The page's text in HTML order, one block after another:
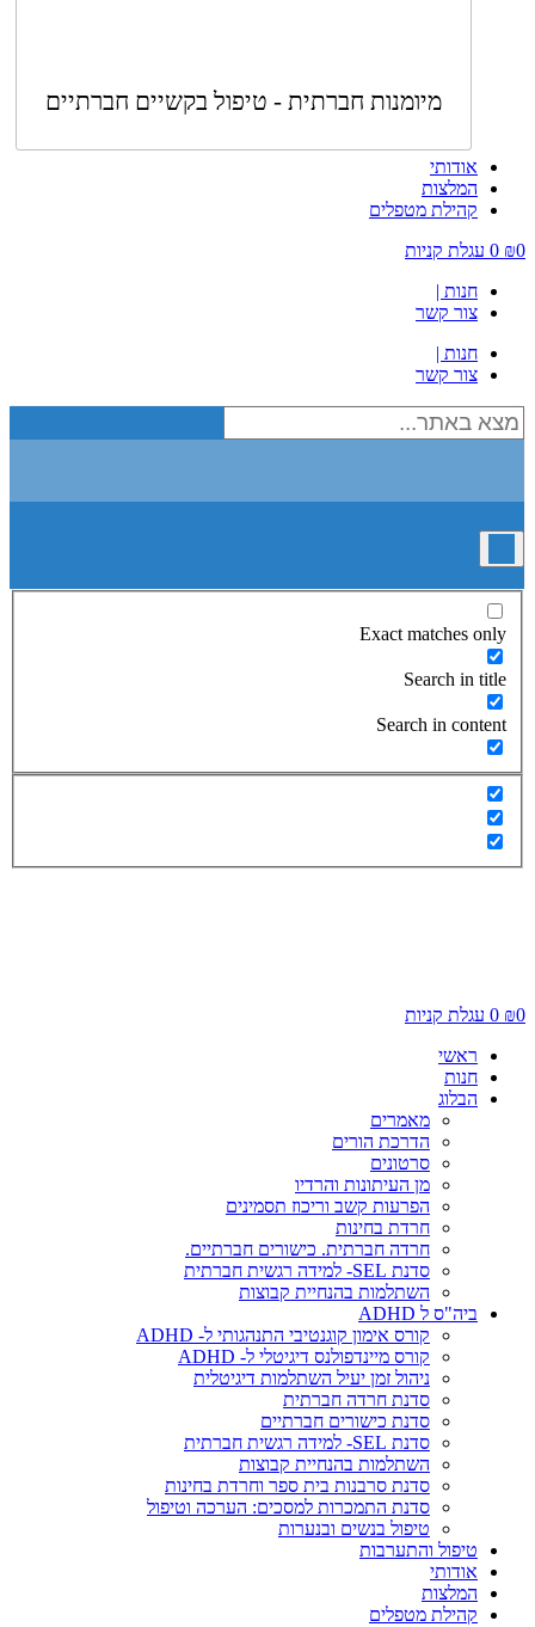
מיומנות חברתית - טיפול בקשיים חברתיים
אודותי
המלצות
קהילת מטפלים
₪0
0 עגלת קניות
חנות |
צור קשר
חנות |
צור קשר
Exact matches only
Search in title
Search in content
₪0
0 עגלת קניות
ראשי
חנות
הבלוג
מאמרים
הדרכת הורים
סרטונים
מן העיתונות והרדיו
הפרעות קשב וריכוז תסמינים
חרדת בחינות
חרדה חברתית. כישורים חברתיים.
סדנת SEL- למידה רגשית חברתית
השתלמות בהנחיית קבוצות
ביה"ס ל ADHD
קורס אימון קוגנטיבי התנהגותי ל- ADHD
קורס מיינדפולנס דיגיטלי ל- ADHD
ניהול זמן יעיל השתלמות דיגיטלית
סדנת חרדה חברתית
סדנת כישורים חברתיים
סדנת SEL- למידה רגשית חברתית
השתלמות בהנחיית קבוצות
סדנת סרבנות בית ספר וחרדת בחינות
סדנת התמכרות למסכים: הערכה וטיפול
טיפול בנשים ובנערות
טיפול והתערבות
אודותי
המלצות
קהילת מטפלים